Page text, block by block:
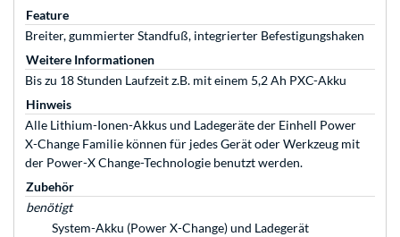
Feature
Breiter, gummierter Standfuß, integrierter Befestigungshaken
Weitere Informationen
Bis zu 18 Stunden Laufzeit z.B. mit einem 5,2 Ah PXC-Akku
Hinweis
Alle Lithium-Ionen-Akkus und Ladegeräte der Einhell Power
X-Change Familie können für jedes Gerät oder Werkzeug mit
der Power-X Change-Technologie benutzt werden.
Zubehör
benötigt
System-Akku (Power X-Change) und Ladegerät